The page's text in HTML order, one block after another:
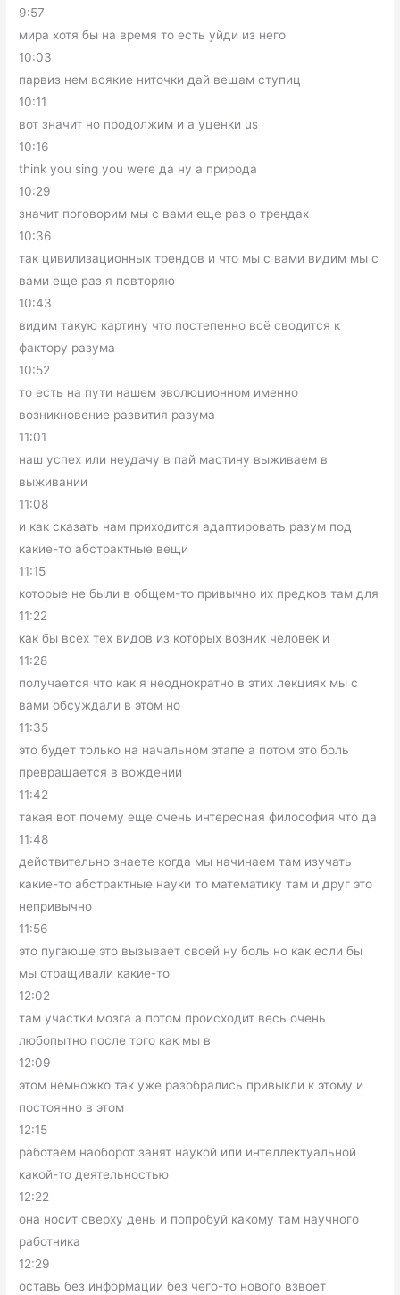
9:57
мира хотя бы на время то есть уйди из него
10:03
парвиз нем всякие ниточки дай вещам ступиц
10:11
вот значит но продолжим и а уценки us
10:16
think you sing you were да ну а природа
10:29
значит поговорим мы с вами еще раз о трендах
10:36
так цивилизационных трендов и что мы с вами видим мы с
вами еще раз я повторяю
10:43
видим такую картину что постепенно всё сводится к
фактору разума
10:52
то есть на пути нашем эволюционном именно
возникновение развития разума
11:01
наш успех или неудачу в пай мастину выживаем в
выживании
11:08
и как сказать нам приходится адаптировать разум под
какие-то абстрактные вещи
11:15
которые не были в общем-то привычно их предков там для
11:22
как бы всех тех видов из которых возник человек и
11:28
получается что как я неоднократно в этих лекциях мы с
вами обсуждали в этом но
11:35
это будет только на начальном этапе а потом это боль
превращается в вождении
11:42
такая вот почему еще очень интересная философия что да
11:48
действительно знаете когда мы начинаем там изучать
какие-то абстрактные науки то математику там и друг это
непривычно
11:56
это пугающе это вызывает своей ну боль но как если бы
мы отращивали какие-то
12:02
там участки мозга а потом происходит весь очень
любопытно после того как мы в
12:09
этом немножко так уже разобрались привыкли к этому и
постоянно в этом
12:15
работаем наоборот занят наукой или интеллектуальной
какой-то деятельностью
12:22
она носит сверху день и попробуй какому там научного
работника
12:29
оставь без информации без чего-то нового взвоет